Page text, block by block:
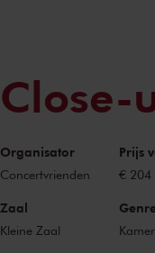
Close-
Organisator
Concertvrienden
Prijs
€ 204
Zaal
Kleine Zaal